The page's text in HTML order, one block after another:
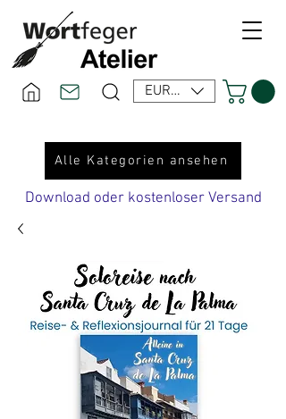
EUR (€)
Alle Kategorien ansehen
Download oder kostenloser Versand